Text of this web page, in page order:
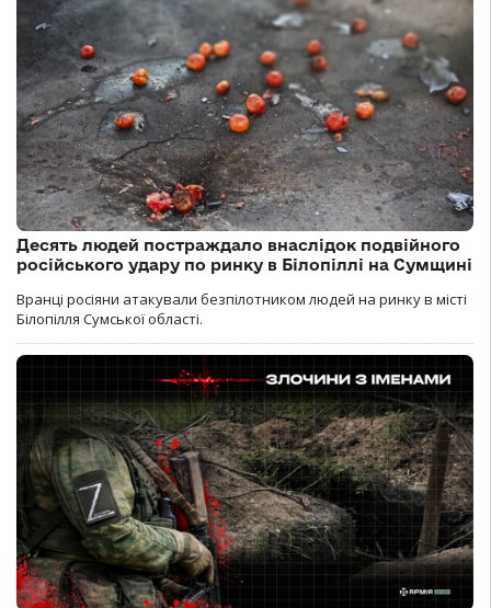
Десять людей постраждало внаслідок подвійного
російського удару по ринку в Білопіллі на Сумщині
Вранці росіяни атакували безпілотником людей на ринку в місті
Білопілля Сумської області.